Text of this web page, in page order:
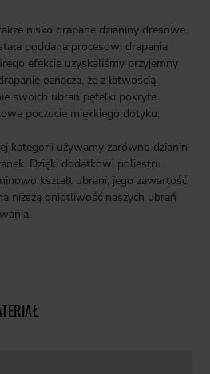
nisko drapane dzianiny dresowe.
poddana procesowi drapania
efekcie uzyskaliśmy przyjemny
oznacza, że z łatwością
swoich ubrań pętelki pokryte
poczucie miękkiego dotyku.
kategorii używamy zarówno dzianin
Dzięki dodatkowi poliestru
kształt ubrani; jego zawartość
niższą gniotliwość naszych ubrań